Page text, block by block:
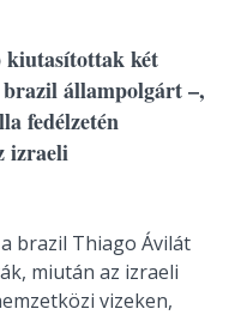
kiutasítottak két
brazil állampolgárt –,
fedélzetén
izraeli
brazil Thiago Ávilát
miután az izraeli
vizeken,